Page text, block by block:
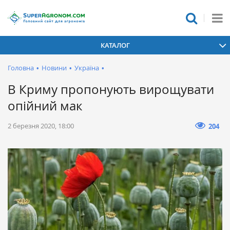
КАТАЛОГ
Головна • Новини • Україна •
В Криму пропонують вирощувати
опійний мак
2 березня 2020, 18:00 204